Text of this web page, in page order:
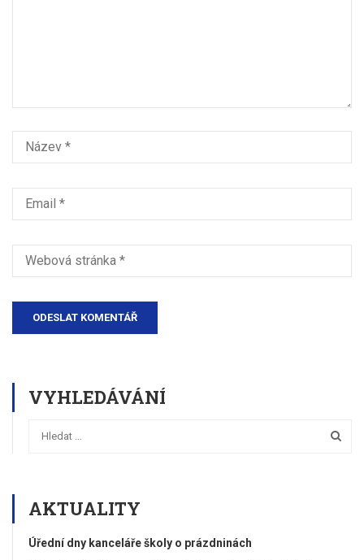
VYHLEDÁVÁNÍ
AKTUALITY
Úřední dny kanceláře školy o prázdninách